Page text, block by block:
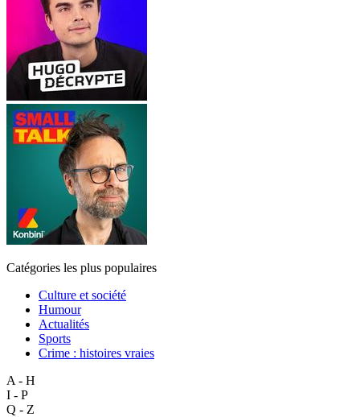
Catégories les plus populaires
Culture et société
Humour
Actualités
Sports
Crime : histoires vraies
A - H
I - P
Q - Z